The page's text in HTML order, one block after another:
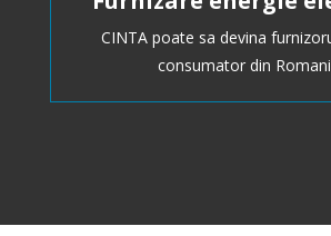
CINTA poate sa devina
consumator din